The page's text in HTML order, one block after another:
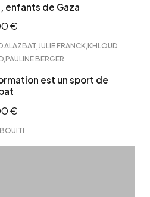
enfants de Gaza
€
ALAZBAT JULIE FRANCK KHLOUD
PAULINE BERGER
est un sport de
€